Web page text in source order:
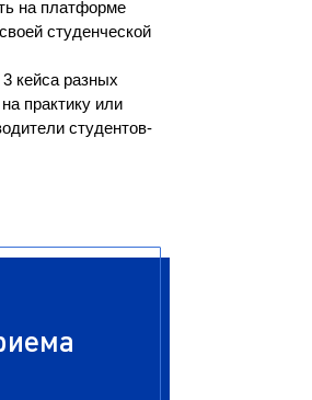
на платформе
студенческой
кейса разных
практику или
студентов-